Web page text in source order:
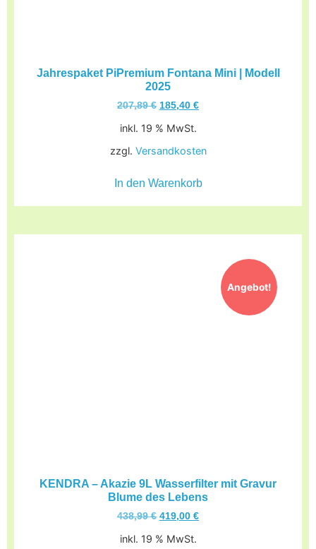
Jahrespaket PiPremium Fontana Mini | Modell
2025
207,89€ 185,40 €
inkl. 19 % MwSt.
zzgl. Versandkosten
In den Warenkorb
Angebot!
KENDRA – Akazie 9L Wasserfilter mit Gravur
Blume des Lebens
438,99€ 419,00 €
inkl. 19 % MwSt.